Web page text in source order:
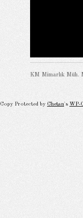
KM Mimarlık Müh.
Copy Protected by Chetan's WP-